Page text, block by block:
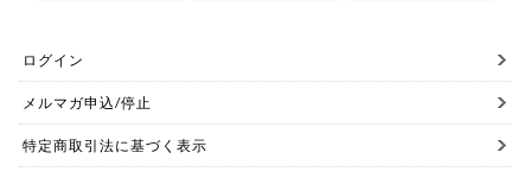
ログイン
メルマガ申込/停止
特定商取引法に基づく表示